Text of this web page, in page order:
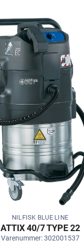
NILFISK BLUE LINE
ATTIX 40/7 TYPE 22
Varenummer: 302001537